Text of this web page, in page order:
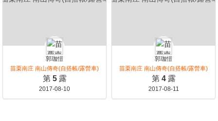
郭珈愷
苗栗南庄 南山傳奇(自搭帳/露營車)
第 5 露
2017-08-10
郭珈愷
苗栗南庄 南山傳奇(自搭帳/露營車)
第 4 露
2017-08-11